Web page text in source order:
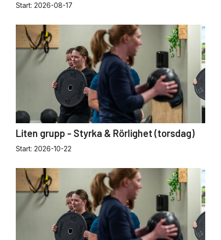
Start: 2026-08-17
Liten grupp - Styrka & Rörlighet (torsdag)
Start: 2026-10-22